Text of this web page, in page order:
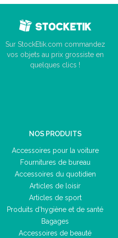
Sur StockEtik.com commandez
vos objets au prix grossiste en
quelques clics !
NOS PRODUITS
Accessoires pour la voiture
Fournitures de bureau
Accessoires du quotidien
Articles de loisir
Articles de sport
Produits d'hygiène et de santé
Bagages
Accessoires de beauté